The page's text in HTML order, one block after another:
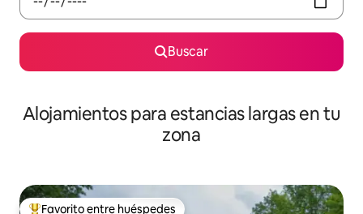
Buscar
Alojamientos para estancias largas en tu
zona
Favorito entre huéspedes